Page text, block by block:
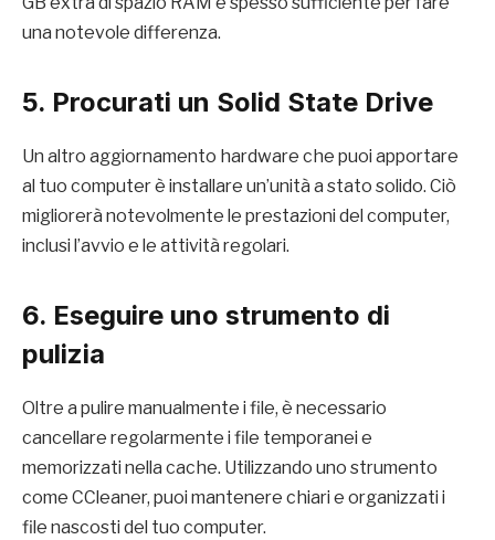
una notevole differenza.
5. Procurati un Solid State Drive
Un altro aggiornamento hardware che puoi apportare
al tuo computer è installare un’unità a stato solido. Ciò
migliorerà notevolmente le prestazioni del computer,
inclusi l’avvio e le attività regolari.
6. Eseguire uno strumento di
pulizia
Oltre a pulire manualmente i file, è necessario
cancellare regolarmente i file temporanei e
memorizzati nella cache. Utilizzando uno strumento
come CCleaner, puoi mantenere chiari e organizzati i
file nascosti del tuo computer.